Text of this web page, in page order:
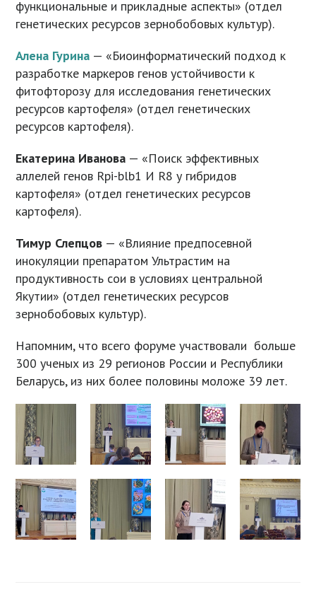
функциональные и прикладные аспекты» (отдел
генетических ресурсов зернобобовых культур).
Алена Гурина — «Биоинформатический подход к
разработке маркеров генов устойчивости к
фитофторозу для исследования генетических
ресурсов картофеля» (отдел генетических
ресурсов картофеля).
Екатерина Иванова — «Поиск эффективных
аллелей генов Rpi-blb1 И R8 у гибридов
картофеля» (отдел генетических ресурсов
картофеля).
Тимур Слепцов — «Влияние предпосевной
инокуляции препаратом Ультрастим на
продуктивность сои в условиях центральной
Якутии» (отдел генетических ресурсов
зернобобовых культур).
Напомним, что всего форуме участвовали больше
300 ученых из 29 регионов России и Республики
Беларусь, из них более половины моложе 39 лет.